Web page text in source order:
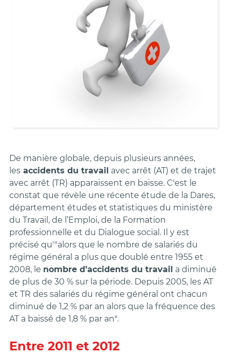
De manière globale, depuis plusieurs années,
lesaccidents du travail avec arrêt (AT) et de trajet
avec arrêt (TR) apparaissent en baisse. C'est le
constat que révèle une récente étude de la Dares,
département études et statistiques du ministère
du Travail, de l’Emploi, de la Formation
professionnelle et du Dialogue social. Il y est
précisé qu'"alors que le nombre de salariés du
régime général a plus que doublé entre 1955 et
2008, le nombre d’accidents du travail a diminué
de plus de 30 % sur la période. Depuis 2005, les AT
et TR des salariés du régime général ont chacun
diminué de 1,2 % par an alors que la fréquence des
AT a baissé de 1,8 % par an".
Entre 2011 et 2012